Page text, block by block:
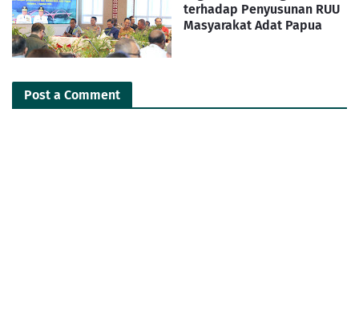
terhadap Penyusunan RUU
Masyarakat Adat Papua
Post a Comment